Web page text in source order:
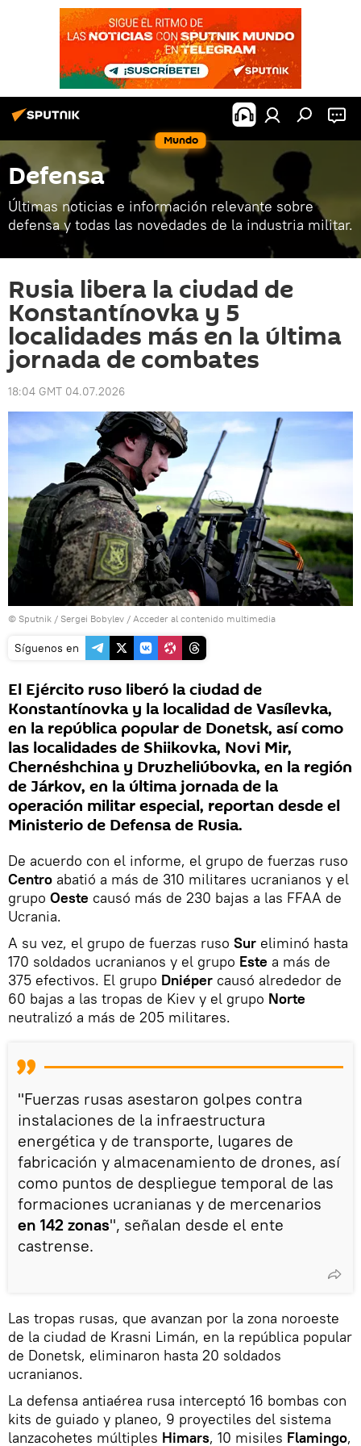
Mundo
Defensa
Últimas noticias e información relevante sobre
defensa y todas las novedades de la industria militar.
Rusia libera la ciudad de
Konstantínovka y 5
localidades más en la última
jornada de combates
18:04 GMT 04.07.2026
© Sputnik / Sergei Bobylev / Acceder al contenido multimedia
Síguenos en
El Ejército ruso liberó la ciudad de
Konstantínovka y la localidad de Vasílevka,
en la república popular de Donetsk, así como
las localidades de Shiikovka, Novi Mir,
Chernéshchina y Druzheliúbovka, en la región
de Járkov, en la última jornada de la
operación militar especial, reportan desde el
Ministerio de Defensa de Rusia.
De acuerdo con el informe, el grupo de fuerzas ruso
Centro abatió a más de 310 militares ucranianos y el
grupo Oeste causó más de 230 bajas a las FFAA de
Ucrania.
A su vez, el grupo de fuerzas ruso Sur eliminó hasta
170 soldados ucranianos y el grupo Este a más de
375 efectivos. El grupo Dniéper causó alrededor de
60 bajas a las tropas de Kiev y el grupo Norte
neutralizó a más de 205 militares.
"Fuerzas rusas asestaron golpes contra
instalaciones de la infraestructura
energética y de transporte, lugares de
fabricación y almacenamiento de drones, así
como puntos de despliegue temporal de las
formaciones ucranianas y de mercenarios
en 142 zonas", señalan desde el ente
castrense.
Las tropas rusas, que avanzan por la zona noroeste
de la ciudad de Krasni Limán, en la república popular
de Donetsk, eliminaron hasta 20 soldados
ucranianos.
La defensa antiaérea rusa interceptó 16 bombas con
kits de guiado y planeo, 9 proyectiles del sistema
lanzacohetes múltiples Himars, 10 misiles Flamingo,